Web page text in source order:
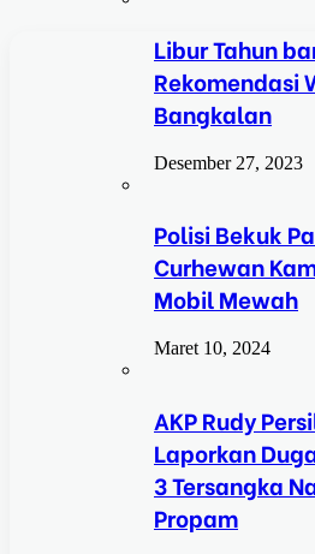
Libur Tahun
Rekomendasi
Bangkalan
Desember 27, 2023
Polisi Bekuk
Curhewan
Mobil Mewah
Maret 10, 2024
AKP Rudy
Laporkan
3 Tersangka
Propam